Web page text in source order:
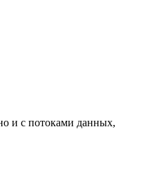
и с потоками данных,